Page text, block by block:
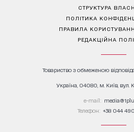
СТРУКТУРА
ПОЛІТИКА
ПРАВИЛА
РЕДАКЦІЙНА
Товариство з обмеженою
Україна, 04080, м. Київ, вул.
е-mail:
Телефон: +38 044